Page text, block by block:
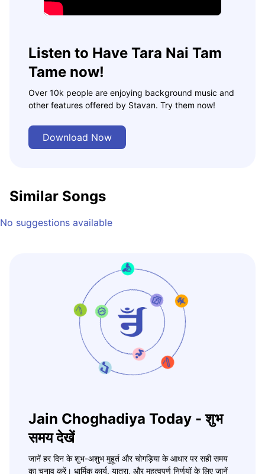
Listen to Have Tara Nai Tam
Tame now!
Over 10k people are enjoying background music and
other features offered by Stavan. Try them now!
Download Now
Similar Songs
No suggestions available
Jain Choghadiya Today - शुभ
समय देखें
जानें हर दिन के शुभ-अशुभ मुहूर्त और चोगड़िया के आधार पर सही समय
का चुनाव करें। धार्मिक कार्य, यात्रा, और महत्वपूर्ण निर्णयों के लिए जानें